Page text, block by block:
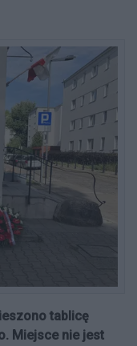
tablicę
Miejsce nie jest